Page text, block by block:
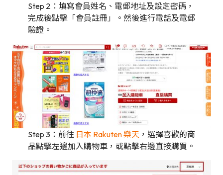
Step 2：填寫會員姓名、電郵地址及設定密碼，
完成後點擊「會員註冊」。然後進行電話及電郵
驗證。
Step 3：前往 日本 Rakuten 樂天 ，選擇喜歡的商
品點擊左邊加入購物車，或點擊右邊直接購買。